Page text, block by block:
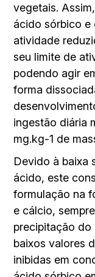
vegetais.
ácido sórbico e
atividade
seu limite de
podendo agir
forma
ingestão diária
mg.kg-1 de
Devido à baixa
ácido, este
formulação na
e cálcio,
precipitação
baixos valores
inibidas em